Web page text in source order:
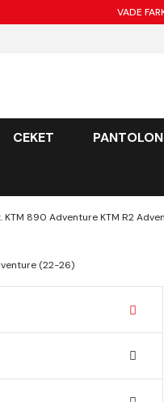
VADE
CEKET PANTOLON
890 Adventure KTM R2